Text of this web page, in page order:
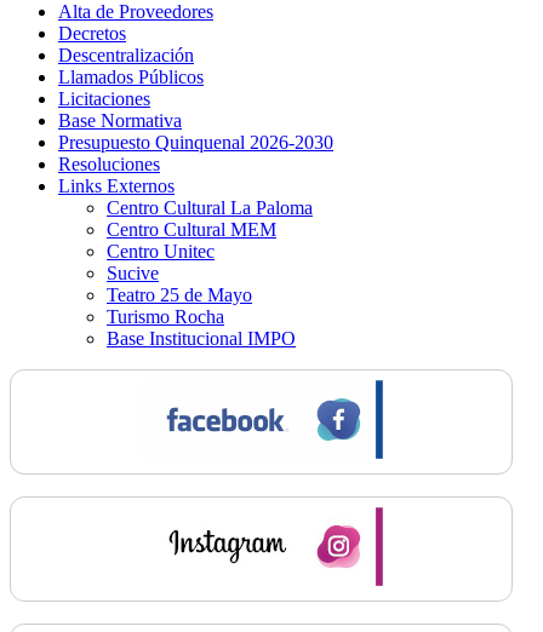
Alta de Proveedores
Decretos
Descentralización
Llamados Públicos
Licitaciones
Base Normativa
Presupuesto Quinquenal 2026-2030
Resoluciones
Links Externos
Centro Cultural La Paloma
Centro Cultural MEM
Centro Unitec
Sucive
Teatro 25 de Mayo
Turismo Rocha
Base Institucional IMPO